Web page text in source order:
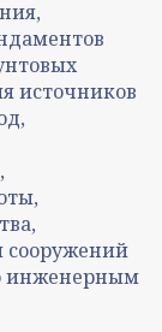
источников
сооружений
инженерным